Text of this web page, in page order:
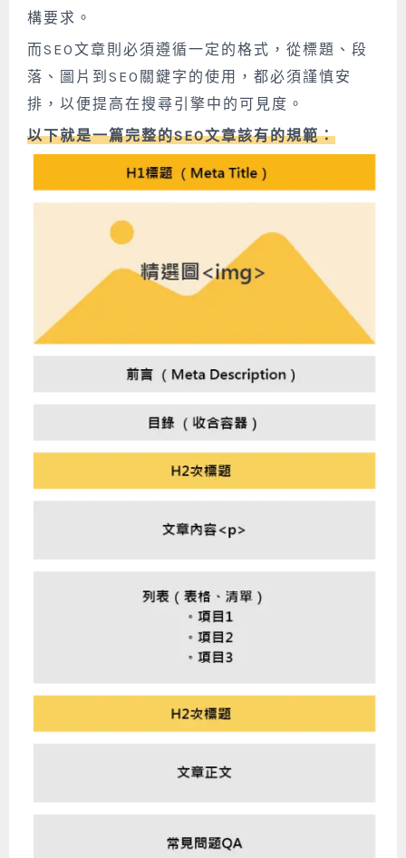
構要求。
而SEO文章則必須遵循一定的格式，從標題、段
落、圖片到SEO關鍵字的使用，都必須謹慎安
排，以便提高在搜尋引擎中的可見度。
以下就是一篇完整的SEO文章該有的規範：